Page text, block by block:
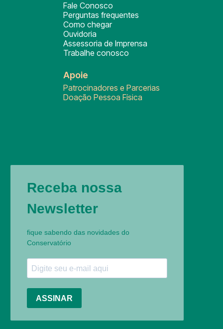
Fale Conosco
Perguntas frequentes
Como chegar
Ouvidoria
Assessoria de Imprensa
Trabalhe conosco
Apoie
Patrocinadores e Parcerias
Doação Pessoa Física